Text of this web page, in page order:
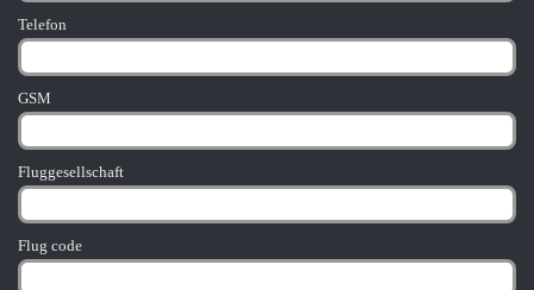
Telefon
GSM
Fluggesellschaft
Flug code